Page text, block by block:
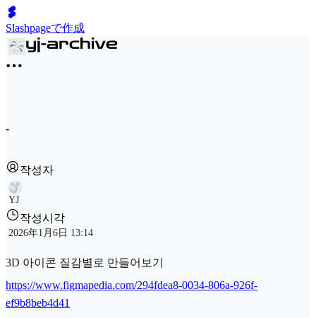
Slashpageで作成
-
작성자
YJ
작성시각
2026年1月6日 13:14
3D 아이콘 질감별로 만들어보기
https://www.figmapedia.com/294fdea8-0034-806a-926f-
ef9b8beb4d41